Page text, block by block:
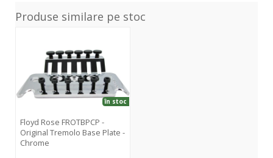
Produse similare pe stoc
Original
Tremolo
Base
Plate
Chrome
Floyd Rose FROTBPCP -
Original Tremolo Base Plate -
Chrome
în stoc